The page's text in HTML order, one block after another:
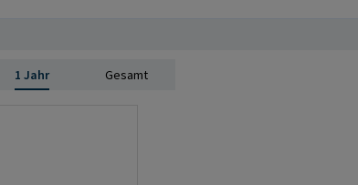
1 Jahr Gesamt